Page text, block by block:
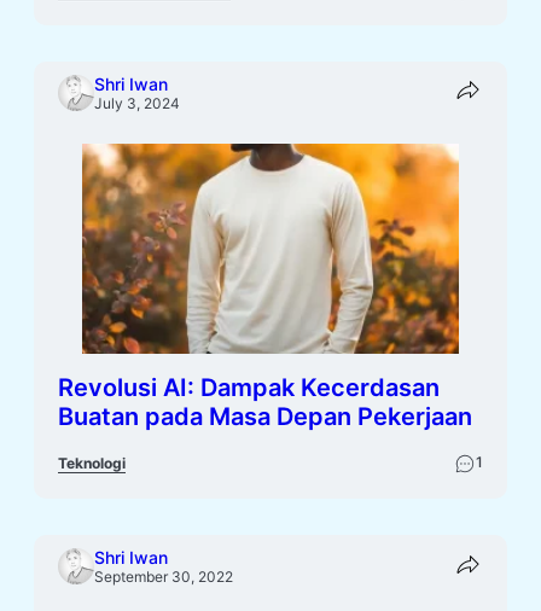
Shri Iwan
July 3, 2024
Revolusi AI: Dampak Kecerdasan
Buatan pada Masa Depan Pekerjaan
Teknologi 1
Shri Iwan
September 30, 2022